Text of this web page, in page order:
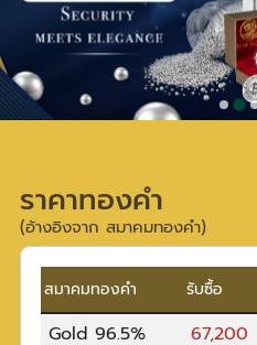
ราคาทองคำ
(อ้างอิงจาก สมาคมทองคำ)
สมาคมทองคำ รับซื้อ
Gold 96.5% 67,200